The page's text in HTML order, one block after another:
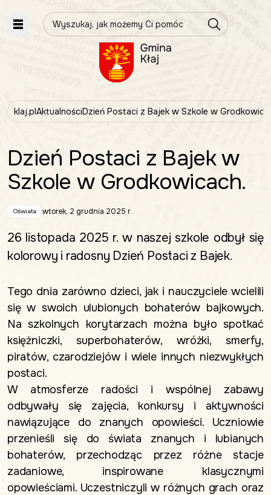
Wpisz szukaną frazę
klaj.plAktualnościDzień Postaci z Bajek w Szkole w
Dzień Postaci z Bajek w
Szkole w Grodkowicach.
Oświata wtorek, 2 grudnia 2025 r.
26 listopada 2025 r. w naszej szkole odbył się
kolorowy i radosny Dzień Postaci z Bajek.
Tego dnia zarówno dzieci, jak i nauczyciele wcielili
się w swoich ulubionych bohaterów bajkowych.
Na szkolnych korytarzach można było spotkać
księżniczki, superbohaterów, wróżki, smerfy,
piratów, czarodziejów i wiele innych niezwykłych
postaci.
W atmosferze radości i wspólnej zabawy
odbywały się zajęcia, konkursy i aktywności
nawiązujące do znanych opowieści. Uczniowie
przenieśli się do świata znanych i lubianych
bohaterów, przechodząc przez różne stacje
zadaniowe, inspirowane klasycznymi
opowieściami. Uczestniczyli w różnych grach oraz